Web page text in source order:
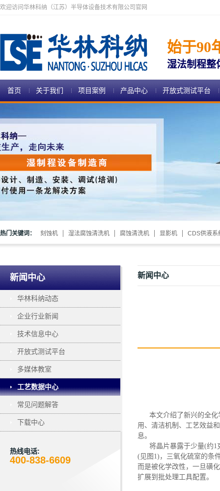
欢迎访问华林科纳（江苏）半导体设备技术有限公司官网
始于90
湿法制程整
首页 关于我们 项目案例 产品中心 开放式测试平台
热门关键词： 刻蚀机 湿法腐蚀清洗机 腐蚀清洗机 显影机 CDS供液系
新闻中心
华林科纳动态
企业行业新闻
技术信息中心
开放式测试平台
多媒体教室
工艺数据中心
常见问题解答
下载中心
热线电话:
400-838-6609
新闻中心
本文介绍了新兴的全
用、清洁机制、工艺效益
息。
将晶片暴露于少量(约1
(见图1) ， 三氧化硫室的条
而是被化学改性 ， 一旦磺
扩展到批处理工具配置。